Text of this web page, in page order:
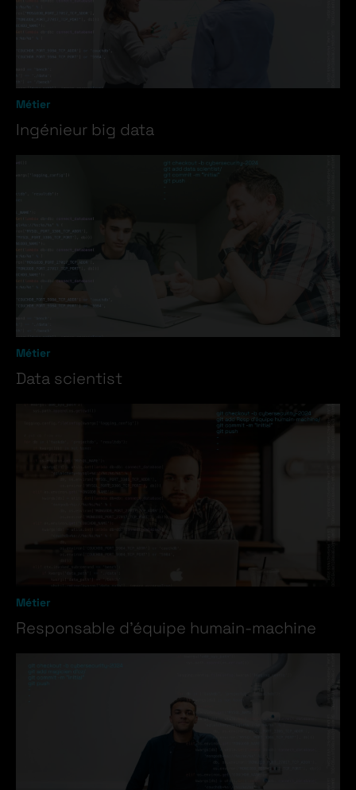
Métier
Ingénieur big data
Métier
Data scientist
Métier
Responsable d’équipe humain-machine